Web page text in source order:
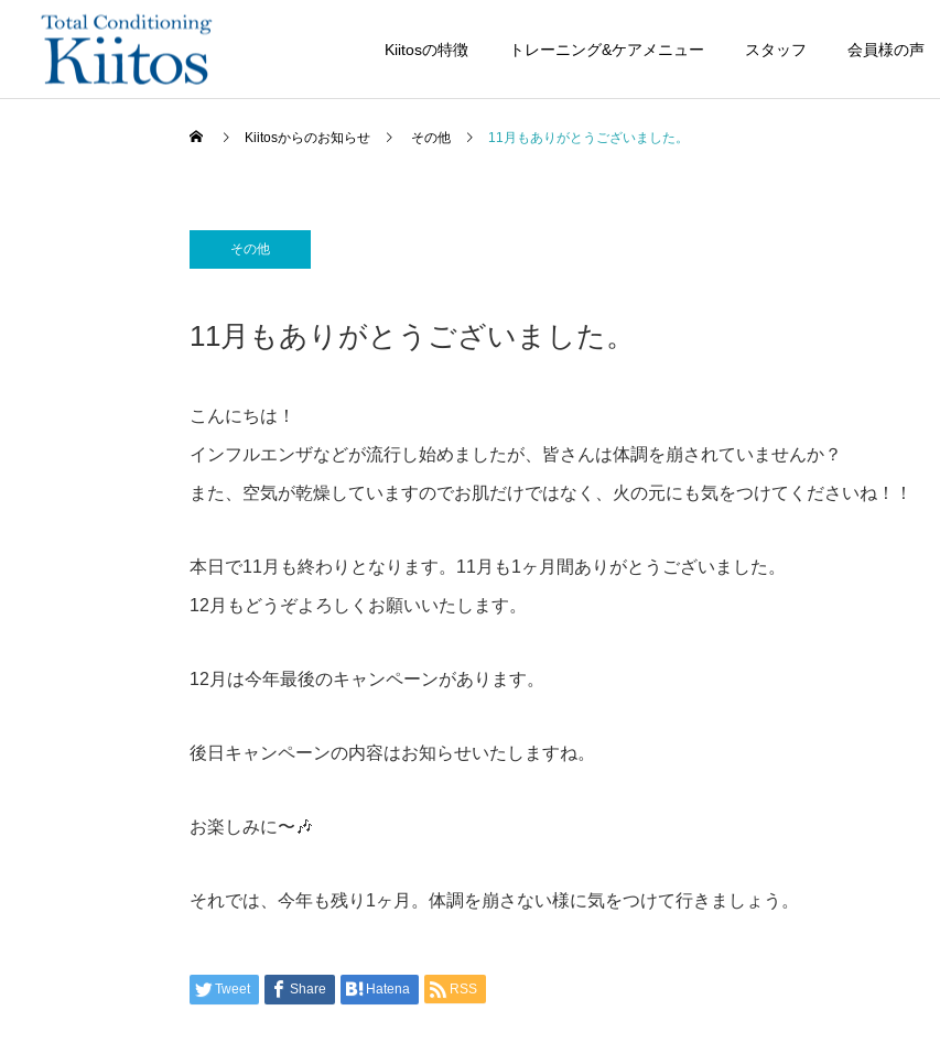
Kiitosの特徴 トレーニング&ケアメニュー スタッフ 会員様の声
Kiitosからのお知らせ その他 11月もありがとうございました。
その他
11月もありがとうございました。
こんにちは！
インフルエンザなどが流行し始めましたが、皆さんは体調を崩されていませんか？
また、空気が乾燥していますのでお肌だけではなく、火の元にも気をつけてくださいね！！
本日で11月も終わりとなります。11月も1ヶ月間ありがとうございました。
12月もどうぞよろしくお願いいたします。
12月は今年最後のキャンペーンがあります。
後日キャンペーンの内容はお知らせいたしますね。
お楽しみに〜🎶
それでは、今年も残り1ヶ月。体調を崩さない様に気をつけて行きましょう。
Tweet Share Hatena RSS